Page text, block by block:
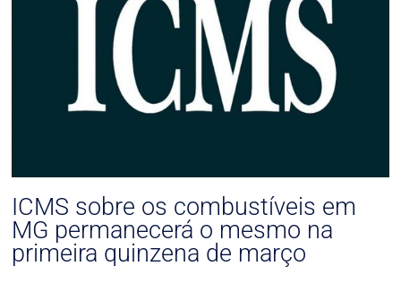
ICMS sobre os combustíveis em
MG permanecerá o mesmo na
primeira quinzena de março